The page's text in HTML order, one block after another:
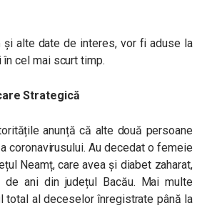
și alte date de interes, vor fi aduse la
cel mai scurt timp.
Strategică
anunță că alte două persoane
coronavirusului. Au decedat o femeie
Neamț, care avea și diabet zaharat,
ani din județul Bacău. Mai multe
total al deceselor înregistrate până la